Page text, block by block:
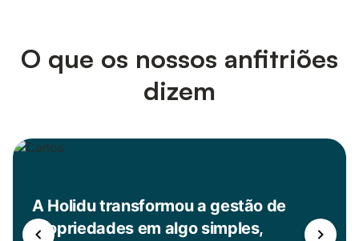
O que os nossos anfitriões
dizem
A Holidu transformou a gestão de
propriedades em algo simples,